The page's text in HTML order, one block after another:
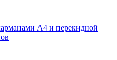
А4 и перекидной